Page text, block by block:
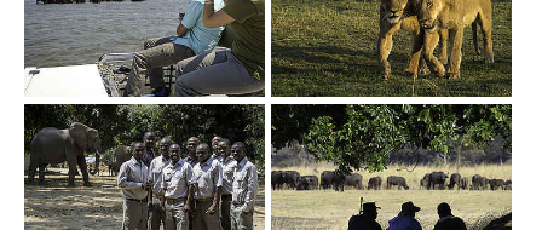
Show larger version Show larger version